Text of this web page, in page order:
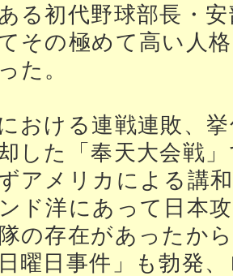
る初代野球部長・
その極めて高い人
た。
おける連戦連敗、
した「奉天大会戦
アメリカによる講
ド洋にあって日本
の存在があったか
曜日事件」も勃発